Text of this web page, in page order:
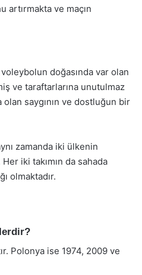
artırmakta ve maçın
doğasında var olan
ve taraftarlarına unutulmaz
olan saygının ve dostluğun bir
zamanda iki ülkenin
iki takımın da sahada
olmaktadır.
Polonya ise 1974, 2009 ve